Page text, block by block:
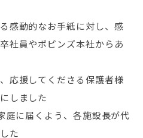
感動的なお手紙に対し、感
社員やポピンズ本社からあ
応援してくださる保護者様
しました
庭に届くよう、各施設長が代
た